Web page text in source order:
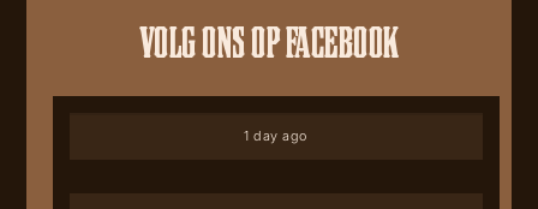
VOLG ONS OP FACEBOOK
1 day ago